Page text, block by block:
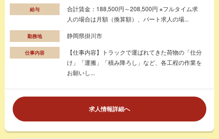
給与
合計賃金：188,500円～208,500円 ※フルタイム求
人の場合は月額（換算額）、パート求人の場...
勤務地 静岡県掛川市
仕事内容
【仕事内容】トラックで運ばれてきた荷物の「仕分
け」「運搬」「積み降ろし」など、各工程の作業を
お願いし...
求人情報詳細へ